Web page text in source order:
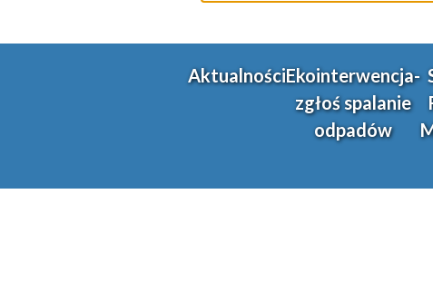
AktualnościEkointerwencja-
zgłoś spalanie
odpadów